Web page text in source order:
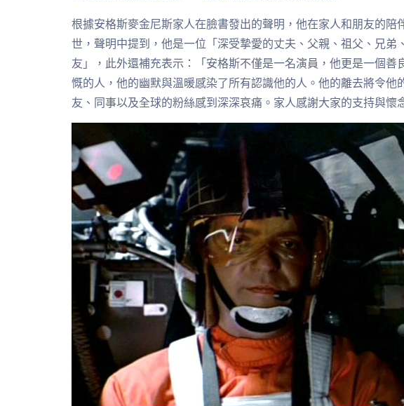
根據安格斯麥金尼斯家人在臉書發出的聲明，他在家人和朋友的陪
世，聲明中提到，他是一位「深受摯愛的丈夫、父親、祖父、兄弟
友」，此外還補充表示：「安格斯不僅是一名演員，他更是一個善
慨的人，他的幽默與溫暖感染了所有認識他的人。他的離去將令他
友、同事以及全球的粉絲感到深深哀痛。家人感謝大家的支持與懷